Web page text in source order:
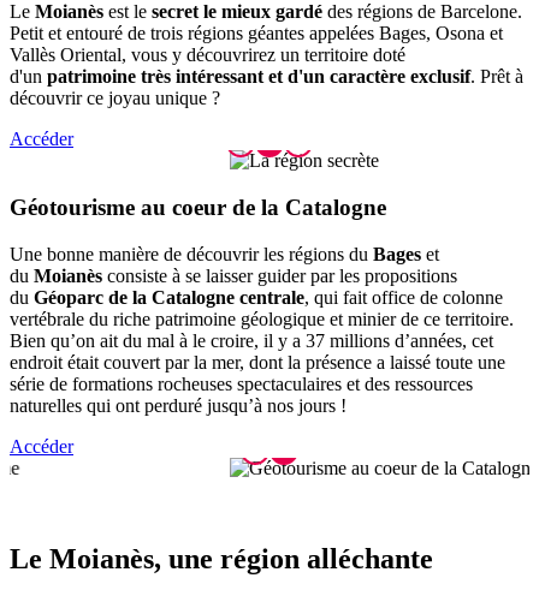
Le Moianès est le secret le mieux gardé des régions de Barcelone.
Petit et entouré de trois régions géantes appelées Bages, Osona et
Vallès Oriental, vous y découvrirez un territoire doté
d'un patrimoine très intéressant et d'un caractère exclusif. Prêt à
découvrir ce joyau unique ?
Accéder
Géotourisme au coeur de la Catalogne
Une bonne manière de découvrir les régions du Bages et
du Moianès consiste à se laisser guider par les propositions
du Géoparc de la Catalogne centrale, qui fait office de colonne
vertébrale du riche patrimoine géologique et minier de ce territoire.
Bien qu’on ait du mal à le croire, il y a 37 millions d’années, cet
endroit était couvert par la mer, dont la présence a laissé toute une
série de formations rocheuses spectaculaires et des ressources
naturelles qui ont perduré jusqu’à nos jours !
Accéder
Le Moianès, une région alléchante